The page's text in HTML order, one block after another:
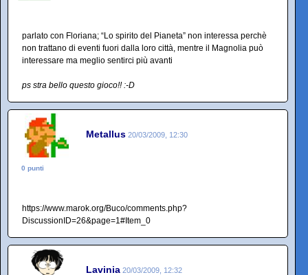
parlato con Floriana; “Lo spirito del Pianeta” non interessa perchè
non trattano di eventi fuori dalla loro città, mentre il Magnolia può
interessare ma meglio sentirci più avanti
ps stra bello questo gioco!! :-D
Metallus 20/03/2009, 12:30
0 punti
https://www.marok.org/Buco/comments.php?
DiscussionID=26&page=1#Item_0
Lavinia 20/03/2009, 12:32